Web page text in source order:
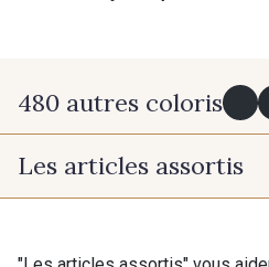
480 autres coloris
Y0091 - Y0091
Les articles assortis